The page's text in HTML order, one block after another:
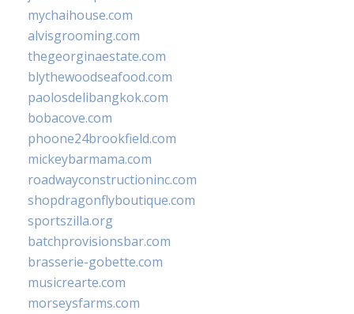
mychaihouse.com
alvisgrooming.com
thegeorginaestate.com
blythewoodseafood.com
paolosdelibangkok.com
bobacove.com
phoone24brookfield.com
mickeybarmama.com
roadwayconstructioninc.com
shopdragonflyboutique.com
sportszilla.org
batchprovisionsbar.com
brasserie-gobette.com
musicrearte.com
morseysfarms.com